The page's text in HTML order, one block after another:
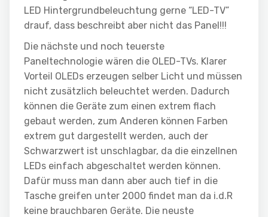
LED Hintergrundbeleuchtung gerne “LED-TV”
drauf, dass beschreibt aber nicht das Panel!!!
Die nächste und noch teuerste
Paneltechnologie wären die OLED-TVs. Klarer
Vorteil OLEDs erzeugen selber Licht und müssen
nicht zusätzlich beleuchtet werden. Dadurch
können die Geräte zum einen extrem flach
gebaut werden, zum Anderen können Farben
extrem gut dargestellt werden, auch der
Schwarzwert ist unschlagbar, da die einzellnen
LEDs einfach abgeschaltet werden können.
Dafür muss man dann aber auch tief in die
Tasche greifen unter 2000 findet man da i.d.R
keine brauchbaren Geräte. Die neuste